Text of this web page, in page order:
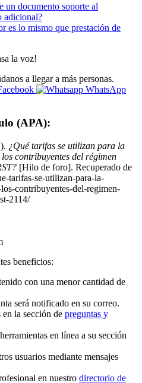
un documento soporte al
adicional?
es lo mismo que prestación de
la voz!
a llegar a más personas.
WhatsApp
(APA):
¿Qué tarifas se utilizan para la
contribuyentes del régimen
[Hilo de foro]. Recuperado de
tarifas-se-utilizan-para-la-
contribuyentes-del-regimen-
2114/
beneficios:
con una menor cantidad de
será notificado en su correo.
en la sección de preguntas y
en línea a su sección
usuarios mediante mensajes
en nuestro directorio de